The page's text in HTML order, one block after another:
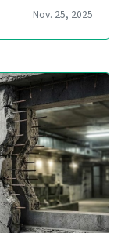
Nov. 25, 2025